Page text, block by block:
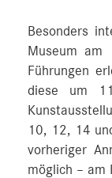
Besonders
Museum am
Führungen
diese um
10, 12, 14
vorheriger
möglich – am